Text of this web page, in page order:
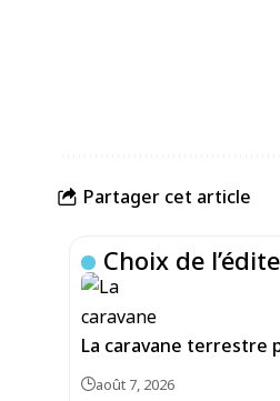
Partager cet article
Choix de
La caravane terrestre
août 7, 2026